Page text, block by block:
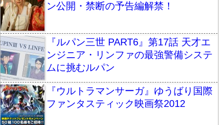
ン公開・禁断の予告編解禁！
『ルパン三世 PART6』第17話 天才エ
ンジニア・リンファの最強警備システ
ムに挑むルパン
『ウルトラマンサーガ』ゆうばり国際
ファンタスティック映画祭2012